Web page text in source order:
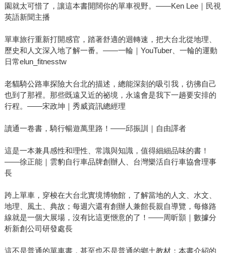
園就太可惜了，讓這本書開闊你的單車視野。——Ken Lee｜民視
英語新聞主播
單車旅行重新打開感官，踏著舒適的迴轉速，把大台北從地理、
歷史和人文深入地了解一番。——一輪｜YouTuber、一輪的運動
日常elun_fitnesstw
老貓騎公路車探險大台北的描述，總能深刻的吸引我，彷彿自己
也到了那裡。那些既遠又近的祕境，永遠會是我下一趟要安排的
行程。——宋政坤｜秀威資訊總經理
讀通一卷書，騎行暢遊萬里路！——邱振訓｜自由譯者
這是一本兼具感性和理性、常識與知識，值得細細品味的書！
——徐正能｜雲豹自行車品牌創辦人、台灣樂活自行車協會理事
長
跨上單車，穿梭在大台北實境博物館，了解當地的人文、水文、
地理、風土、典故；每週六還有創辦人兼館長親自導覽，每條路
線就是一個大展場，沒有比這更愜意的了！——周昕顥｜數據分
析新創公司研發處長
這不是普通的單車書，甚至也不是普通的鄉土教材；本書介紹的